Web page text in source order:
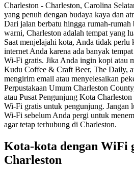
Charleston - Charleston, Carolina
yang penuh dengan budaya kaya dan
Dari jalan berbatu hingga rumah-rumah
warni, Charleston adalah tempat yang
Saat menjelajahi kota, Anda tidak perlu
internet Anda karena ada banyak
Wi-Fi gratis. Jika Anda ingin kopi atau
Kudu Coffee & Craft Beer, The Daily,
mengirim email atau menyelesaikan
Perpustakaan Umum Charleston
atau Pusat Pengunjung Kota
Wi-Fi gratis untuk pengunjung. Jangan
Wi-Fi sebelum Anda pergi untuk
agar tetap terhubung di Charleston.
Kota-kota dengan WiFi
Charleston